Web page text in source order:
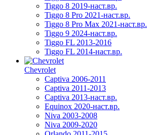
Tiggo 8 2019-наст.вр.
Tiggo 8 Pro 2021-наст.вр.
Tiggo 8 Pro Max 2021-наст.вр.
Tiggo 9 2024-наст.вр.
Tiggo FL 2013-2016
Tiggo FL 2014-наст.вр.
Chevrolet
Captiva 2006-2011
Captiva 2011-2013
Captiva 2013-наст.вр.
Equinox 2020-наст.вр.
Niva 2003-2008
Niva 2009-2020